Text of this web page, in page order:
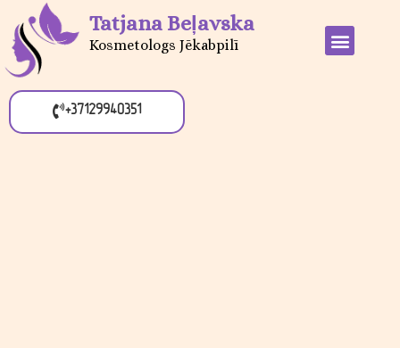
Tatjana Beļavska
Kosmetologs Jēkabpilī
+37129940351